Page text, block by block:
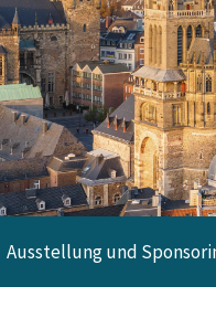
Ausstellung und